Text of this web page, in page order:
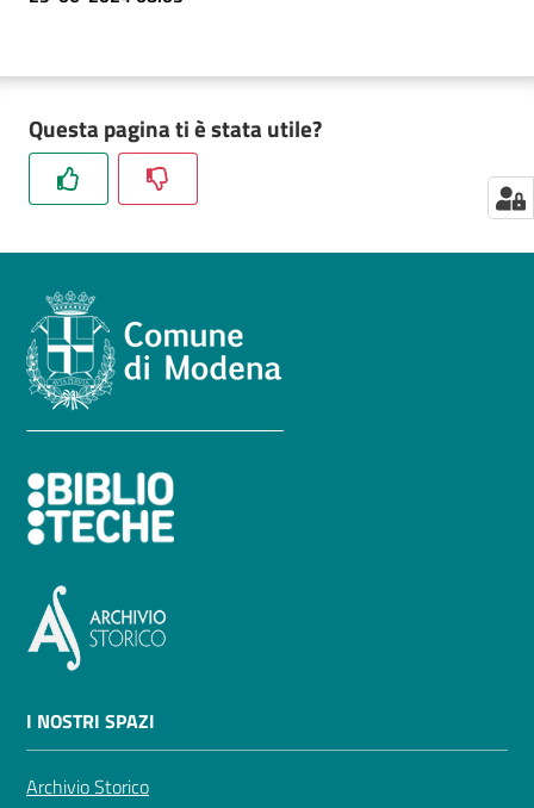
Questa pagina ti è stata utile?
I NOSTRI SPAZI
Archivio Storico